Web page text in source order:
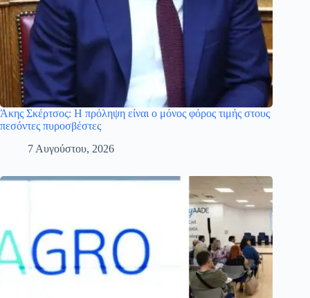
Άκης Σκέρτσος: Η πρόληψη είναι ο μόνος φόρος τιμής στους
πεσόντες πυροσβέστες
7 Αυγούστου, 2026